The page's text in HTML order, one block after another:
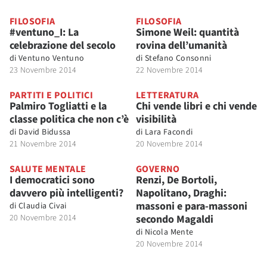
FILOSOFIA
#ventuno_I: La
celebrazione del secolo
di Ventuno Ventuno
23 Novembre 2014
FILOSOFIA
Simone Weil: quantità
rovina dell’umanità
di Stefano Consonni
22 Novembre 2014
PARTITI E POLITICI
Palmiro Togliatti e la
classe politica che non c’è
di David Bidussa
21 Novembre 2014
LETTERATURA
Chi vende libri e chi vende
visibilità
di Lara Facondi
20 Novembre 2014
SALUTE MENTALE
I democratici sono
davvero più intelligenti?
di Claudia Civai
20 Novembre 2014
GOVERNO
Renzi, De Bortoli,
Napolitano, Draghi:
massoni e para-massoni
secondo Magaldi
di Nicola Mente
20 Novembre 2014